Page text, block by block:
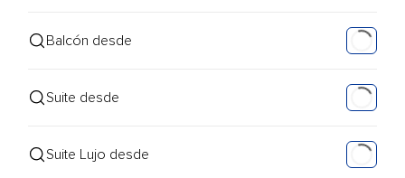
Balcón desde
Suite desde
Suite Lujo desde